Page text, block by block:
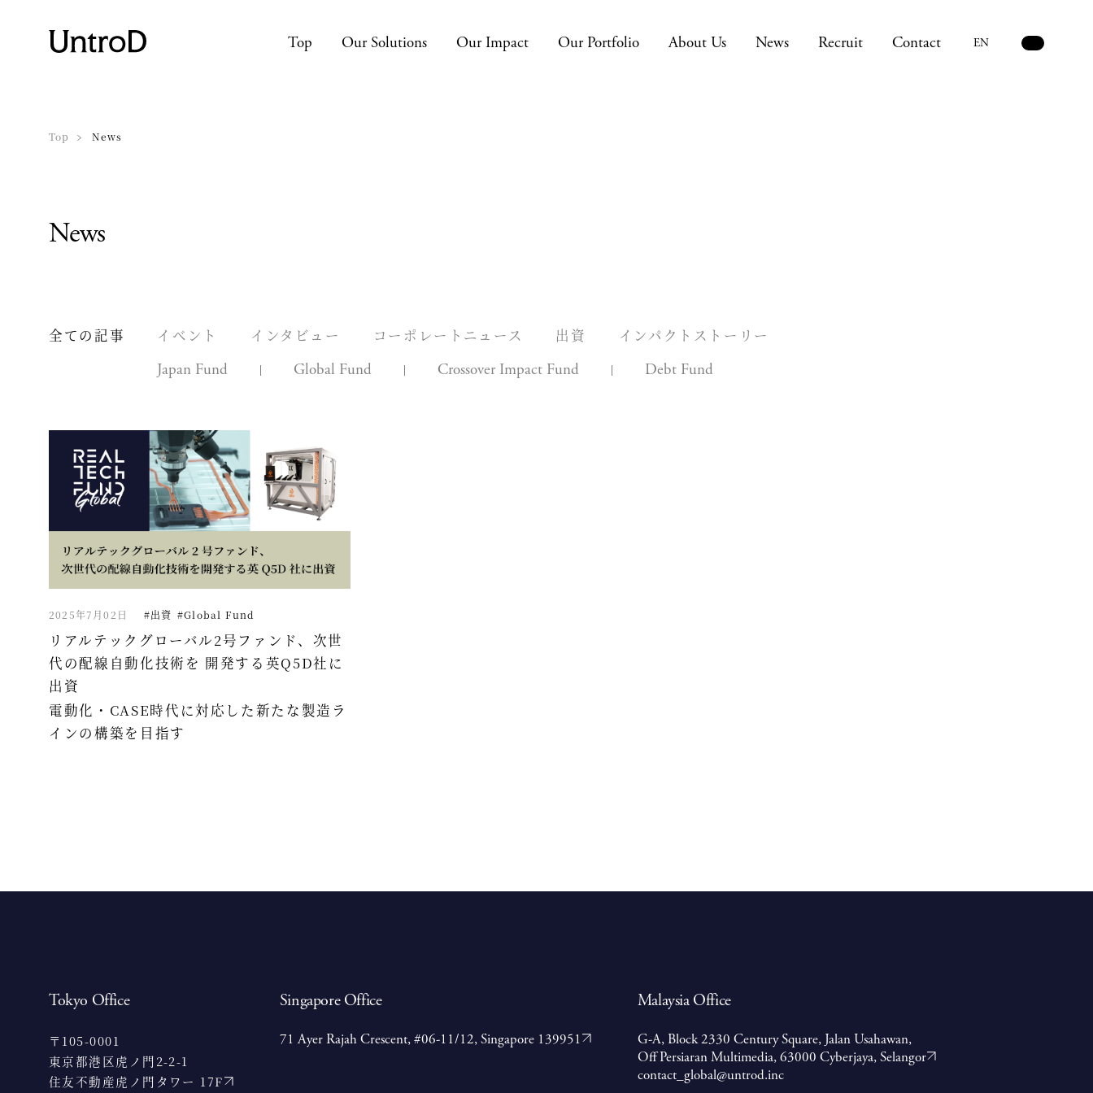
Top Our Solutions Our Impact Our Portfolio About Us News Recruit Contact EN
Top News
News
全ての記事 イベント インタビュー コーポレートニュース 出資
インパクトストーリー
Japan Fund
Global Fund Crossover Impact Fund Debt Fund
2025年7月02日 #出資 #Global Fund
リアルテックグローバル2号ファンド、次世
代の配線自動化技術を 開発する英Q5D社に
出資
電動化・CASE時代に対応した新たな製造ラ
インの構築を目指す
Tokyo Office
〒105-0001
東京都港区虎ノ門2-2-1
住友不動産虎ノ門タワー 17F
Singapore Office
71 Ayer Rajah Crescent, #06-11/12, Singapore 139951
Malaysia Office
G-A, Block 2330 Century Square, Jalan Usahawan,
Off Persiaran Multimedia, 63000 Cyberjaya, Selangor
contact_global@untrod.inc